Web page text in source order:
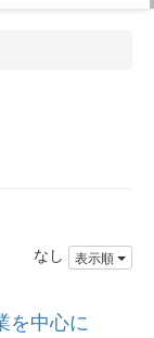
なし 表示順
を中心に